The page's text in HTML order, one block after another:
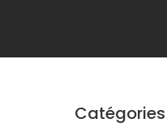
Catégories